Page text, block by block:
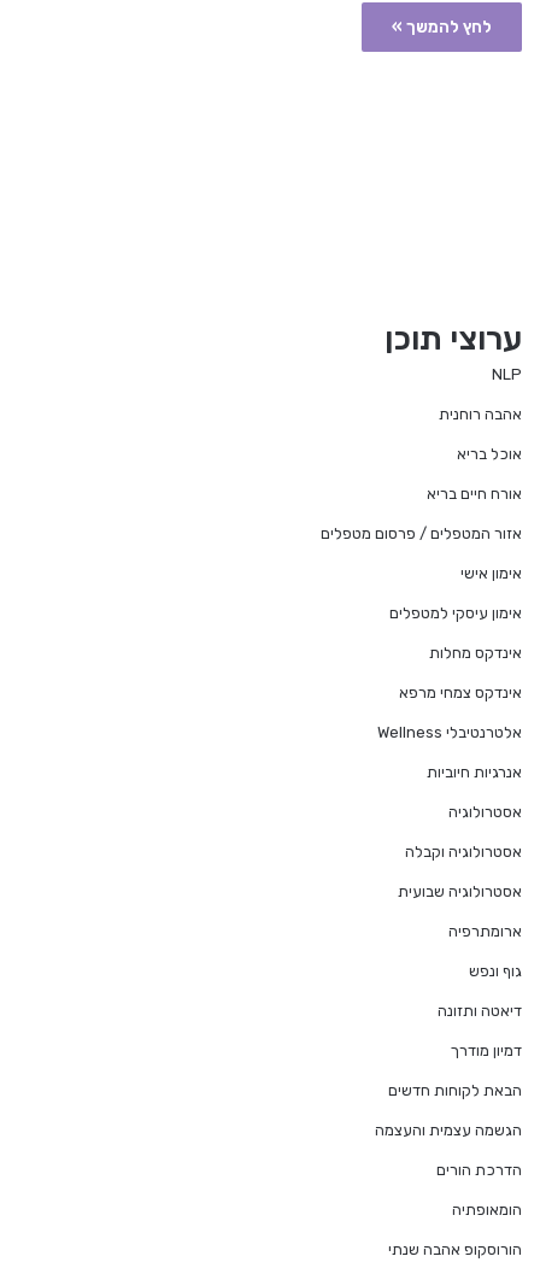
לחץ להמשך »
ערוצי תוכן
NLP
אהבה רוחנית
אוכל בריא
אורח חיים בריא
אזור המטפלים / פרסום מטפלים
אימון אישי
אימון עיסקי למטפלים
אינדקס מחלות
אינדקס צמחי מרפא
אלטרנטיבלי Wellness
אנרגיות חיוביות
אסטרולוגיה
אסטרולוגיה וקבלה
אסטרולוגיה שבועית
ארומתרפיה
גוף ונפש
דיאטה ותזונה
דמיון מודרך
הבאת לקוחות חדשים
הגשמה עצמית והעצמה
הדרכת הורים
הומאופתיה
הורוסקופ אהבה שנתי